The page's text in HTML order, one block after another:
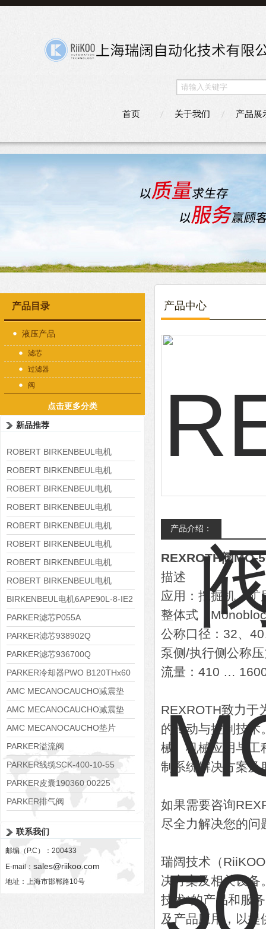
首页 关于我们 产品展
产品目录
液压产品
滤芯
过滤器
阀
点击更多分类
新品推荐
ROBERT BIRKENBEUL电机
8APE225M-4-IE3
ROBERT BIRKENBEUL电机
8APE180L-4 IE3
ROBERT BIRKENBEUL电机
8APE160M-6 IE3
ROBERT BIRKENBEUL电机
8APE160L-4-IE3
ROBERT BIRKENBEUL电机
8APE112M-6K-IE3
ROBERT BIRKENBEUL电机
8APE100L-2 IE3
ROBERT BIRKENBEUL电机
8APE90S-4 IE3
ROBERT BIRKENBEUL电机
8APE80M-2K-IE3
BIRKENBEUL电机6APE90L-8-IE2
PARKER滤芯P055A
PARKER滤芯938902Q
PARKER滤芯936700Q
PARKER冷却器PWO B120THx60
AMC MECANOCAUCHO减震垫
138552
AMC MECANOCAUCHO减震垫
138551
AMC MECANOCAUCHO垫片
608074
PARKER溢流阀
RE06M35W2N1KWXG087
PARKER线缆SCK-400-10-55
PARKER皮囊190360 00225
PARKER排气阀
联系我们
邮编（P.C）：200433
E-mail： sales@riikoo.com
地址：上海市邯郸路10号
产品中心
产品介绍：
REXROTH阀MO-
描述
应用：挖掘机、矿
整体式（
公称口径：32、
泵侧/执行侧公称
流量：410 …
REXROTH致力于
的传动与控制技术
械、机械应用与工
制系统解决方案及
如果需要咨询
尽全力解决您的问
瑞阔技术（
决方案及相关设备
技术*的产品和服
及产品应用，以提